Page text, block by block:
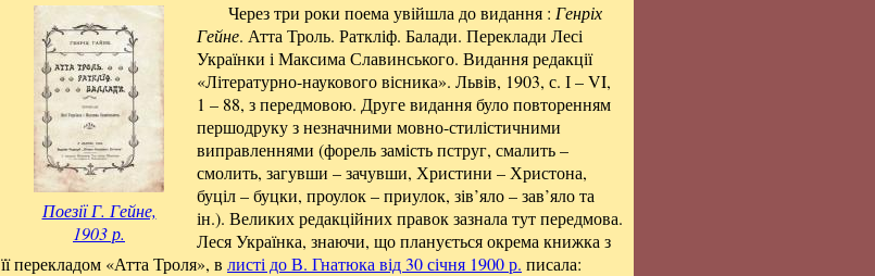
Поезії Г. Гейне,
1903 р.
Через три роки поема увійшла до видання : Генріх
Гейне. Атта Троль. Раткліф. Балади. Переклади Лесі
Українки і Максима Славинського. Видання редакції
«Літературно-наукового вісника». Львів, 1903, с. І – VI,
1 – 88, з передмовою. Друге видання було повторенням
першодруку з незначними мовно-стилістичними
виправленнями (форель замість пструг, смалить –
смолить, загувши – зачувши, Христини – Христона,
буціл – буцки, проулок – приулок, зів’яло – зав’яло та
ін.). Великих редакційних правок зазнала тут передмова.
Леся Українка, знаючи, що планується окрема книжка з
її перекладом «Атта Троля», в листі до В. Гнатюка від 30 січня 1900 р. писала: